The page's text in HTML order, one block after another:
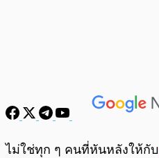
ไม่ใช่ทุก ๆ คนที่หันหลังให้กับ